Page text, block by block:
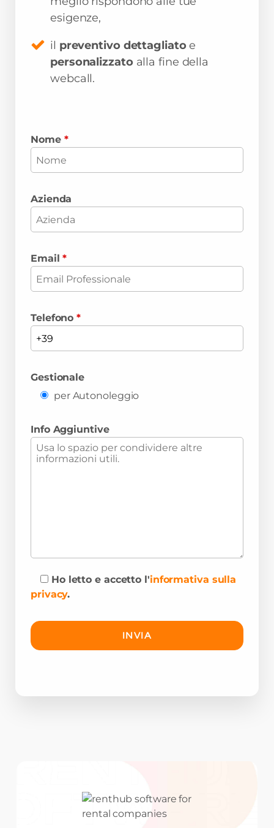
esigenze,
il preventivo dettagliatoe
personalizzatoalla fine della
webcall.
Nome *
Azienda
Email*
Telefono*
Gestionale
per Autonoleggio
Info Aggiuntive
Ho letto e accetto l'informativa sulla
privacy.